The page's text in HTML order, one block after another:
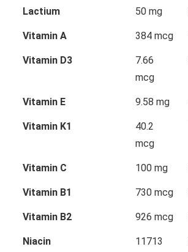
Lactium 50 mg
Vitamin A 384 mcg
Vitamin D3
7.66
mcg
Vitamin E 9.58 mg
Vitamin K1
40.2
mcg
Vitamin C 100 mg
Vitamin B1 730 mcg
Vitamin B2 926 mcg
Niacin
11713